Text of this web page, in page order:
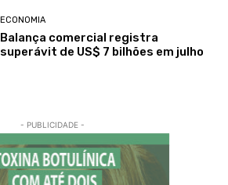
ECONOMIA
Balança comercial registra
superávit de US$ 7 bilhões em julho
- PUBLICIDADE -